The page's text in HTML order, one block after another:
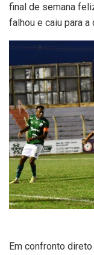
final de semana
falhou e caiu para a
Em confronto